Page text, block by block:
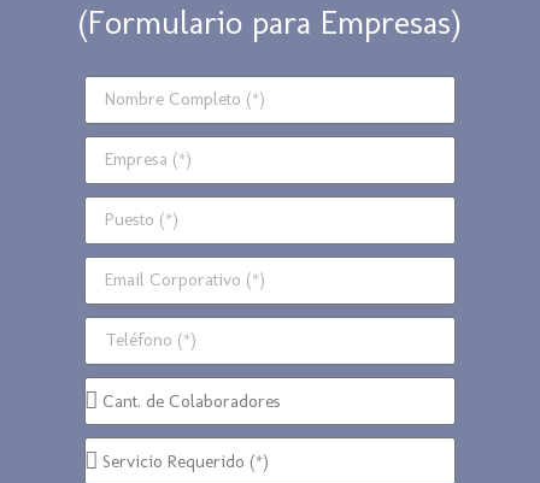
(Formulario para Empresas)